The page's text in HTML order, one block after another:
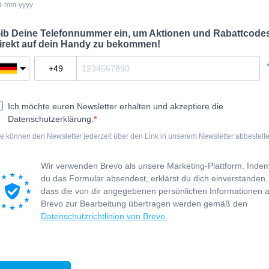
mm-yyyy
Deine Telefonnummer ein, um Aktionen und
auf dein Handy zu bekommen!
Ich möchte euren Newsletter erhalten und akzeptiere die
Datenschutzerklärung.
können den Newsletter jederzeit über den Link in unserem Newsletter
Wir verwenden Brevo als unsere Marketing-Plattform.
du das Formular absendest, erklärst du dich einverstanden,
dass die von dir angegebenen persönlichen Informationen
Brevo zur Bearbeitung übertragen werden gemäß den
Datenschutzrichtlinien von Brevo.